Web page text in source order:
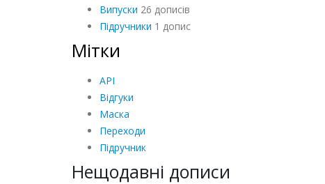
Випуски 26 дописів
Підручники 1 допис
Мітки
API
Відгуки
Маска
Переходи
Підручник
Нещодавні дописи